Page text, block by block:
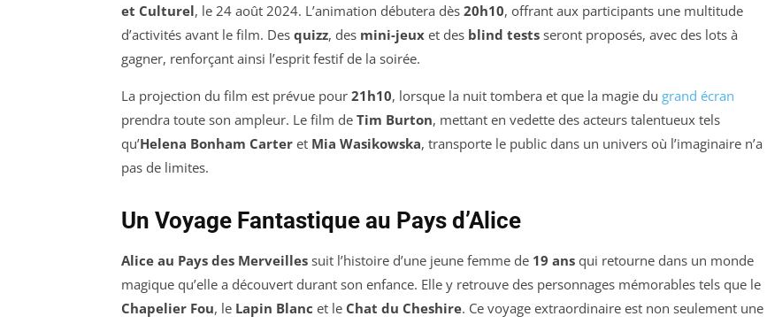
et Culturel, le 24 août 2024. L’animation débutera dès 20h10, offrant aux participants une multitude
d’activités avant le film. Des quizz, des mini-jeux et des blind tests seront proposés, avec des lots à
gagner, renforçant ainsi l’esprit festif de la soirée.
La projection du film est prévue pour 21h10, lorsque la nuit tombera et que la magie du grand écran
prendra toute son ampleur. Le film de Tim Burton, mettant en vedette des acteurs talentueux tels
qu’Helena Bonham Carter et Mia Wasikowska, transporte le public dans un univers où l’imaginaire n’a
pas de limites.
Un Voyage Fantastique au Pays d’Alice
Alice au Pays des Merveilles suit l’histoire d’une jeune femme de 19 ans qui retourne dans un monde
magique qu’elle a découvert durant son enfance. Elle y retrouve des personnages mémorables tels que le
Chapelier Fou, le Lapin Blanc et le Chat du Cheshire. Ce voyage extraordinaire est non seulement une